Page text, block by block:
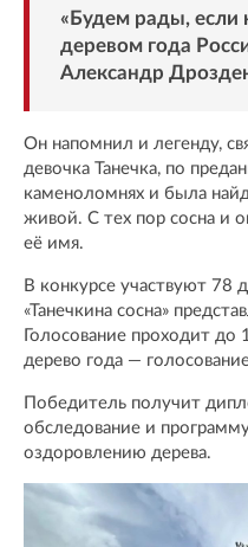
«Будем рады, если
деревом года
Александр
Он напомнил и легенду,
девочка Танечка, по
каменоломнях и была
живой. С тех пор сосна и
её имя.
В конкурсе участвуют 78
«Танечкина сосна»
Голосование проходит до
дерево года —
Победитель получит
обследование и
оздоровлению дерева.